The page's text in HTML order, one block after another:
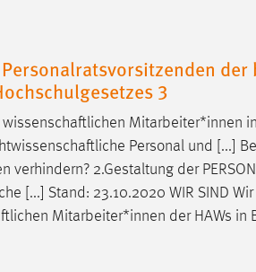
der
3
wissenschaftlichen Mitarbeiter*innen
Personal und [...]
verhindern? 2.Gestaltung der
[...] Stand: 23.10.2020 WIR SIND
Mitarbeiter*innen der HAWs in